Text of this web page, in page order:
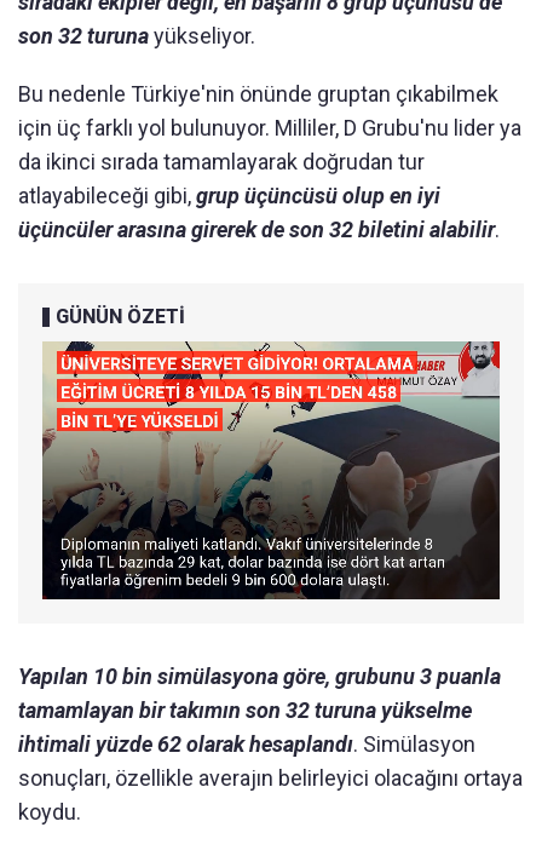
son 32 turunayükseliyor.
Bu nedenle Türkiye'nin önünde gruptan çıkabilmek
için üç farklı yol bulunuyor. Milliler, D Grubu'nu lider ya
da ikinci sırada tamamlayarak doğrudan tur
atlayabileceği gibi,grup üçüncüsü olup en iyi
üçüncüler arasına girerek de son 32 biletini alabilir.
GÜNÜN ÖZETİ
Yapılan 10 bin simülasyona göre, grubunu 3 puanla
tamamlayan bir takımın son 32 turuna yükselme
ihtimali yüzde 62 olarak hesaplandı. Simülasyon
sonuçları, özellikle averajın belirleyici olacağını ortaya
koydu.